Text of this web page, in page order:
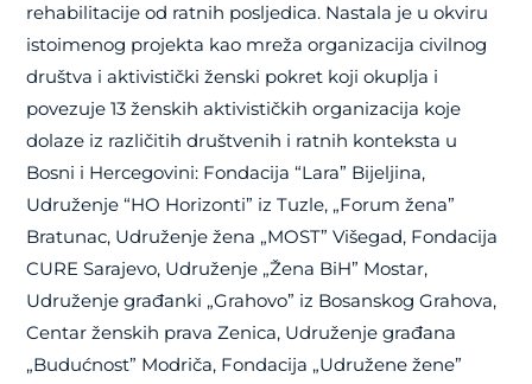
rehabilitacije od ratnih posljedica. Nastala je u okviru
istoimenog projekta kao mreža organizacija civilnog
društva i aktivistički ženski pokret koji okuplja i
povezuje 13 ženskih aktivističkih organizacija koje
dolaze iz različitih društvenih i ratnih konteksta u
Bosni i Hercegovini: Fondacija “Lara” Bijeljina,
Udruženje “HO Horizonti” iz Tuzle, „Forum žena”
Bratunac, Udruženje žena „MOST” Višegad, Fondacija
CURE Sarajevo, Udruženje „Žena BiH” Mostar,
Udruženje građanki „Grahovo” iz Bosanskog Grahova,
Centar ženskih prava Zenica, Udruženje građana
„Budućnost” Modriča, Fondacija „Udružene žene”